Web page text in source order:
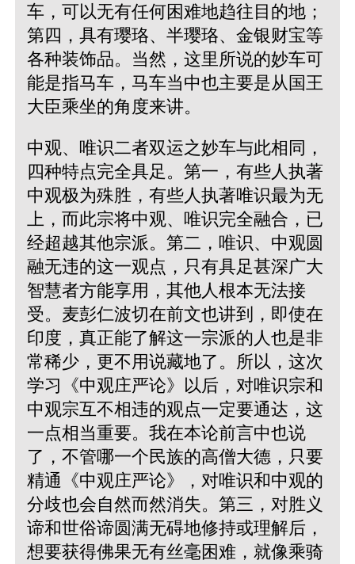
车，可以无有任何困难地趋往目的地；
第四，具有璎珞、半璎珞、金银财宝等
各种装饰品。当然，这里所说的妙车可
能是指马车，马车当中也主要是从国王
大臣乘坐的角度来讲。
中观、唯识二者双运之妙车与此相同，
四种特点完全具足。第一，有些人执著
中观极为殊胜，有些人执著唯识最为无
上，而此宗将中观、唯识完全融合，已
经超越其他宗派。第二，唯识、中观圆
融无违的这一观点，只有具足甚深广大
智慧者方能享用，其他人根本无法接
受。麦彭仁波切在前文也讲到，即使在
印度，真正能了解这一宗派的人也是非
常稀少，更不用说藏地了。所以，这次
学习《中观庄严论》以后，对唯识宗和
中观宗互不相违的观点一定要通达，这
一点相当重要。我在本论前言中也说
了，不管哪一个民族的高僧大德，只要
精通《中观庄严论》，对唯识和中观的
分歧也会自然而然消失。第三，对胜义
谛和世俗谛圆满无碍地修持或理解后，
想要获得佛果无有丝毫困难，就像乘骑